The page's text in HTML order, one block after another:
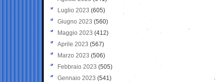
Luglio 2023 (605)
Giugno 2023 (560)
Maggio 2023 (412)
Aprile 2023 (567)
Marzo 2023 (506)
Febbraio 2023 (505)
Gennaio 2023 (541)